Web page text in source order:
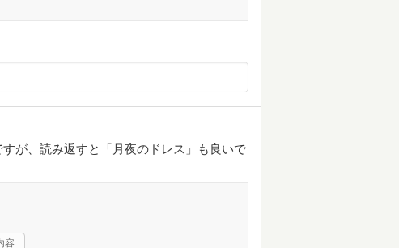
が、読み返すと「月夜のドレス」も良いで
容